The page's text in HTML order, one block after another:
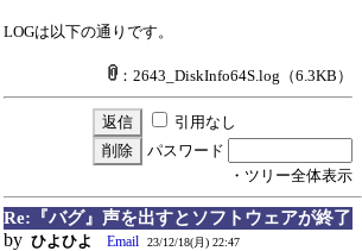
LOGは以下の通りです。
：2643_DiskInfo64S.log （6.3KB）
引用なし
パスワード
・ツリー全体表示
Re:『バグ』声を出すとソフトウェアが終了
by ひよひよ Email 23/12/18(月) 22:47